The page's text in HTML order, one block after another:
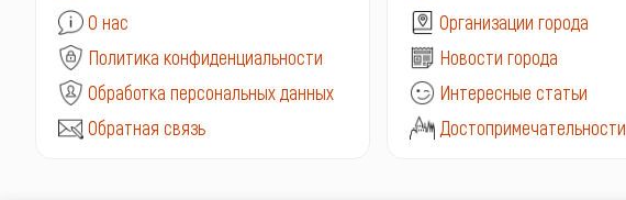
О нас
Политика конфиденциальности
Обработка персональных данных
Обратная связь
Организации города
Новости города
Интересные статьи
Достопримечательности